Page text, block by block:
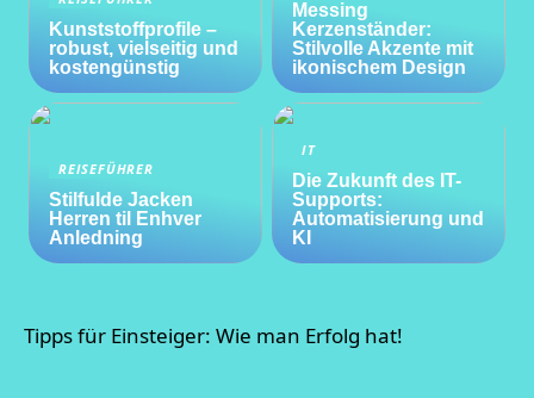
Kunststoffprofile –
robust, vielseitig und
kostengünstig
Messing
Kerzenständer:
Stilvolle Akzente mit
ikonischem Design
REISEFÜHRER
Stilfulde Jacken
Herren til Enhver
Anledning
IT
Die Zukunft des IT-
Supports:
Automatisierung und
KI
Tipps für Einsteiger: Wie man Erfolg hat!